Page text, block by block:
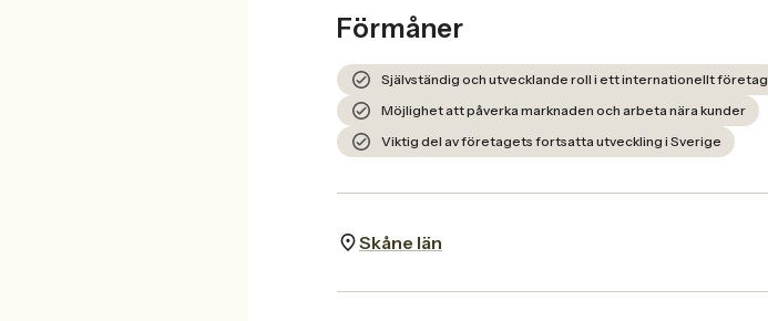
Förmåner
Självständig och utvecklande roll i ett internationellt företag
Möjlighet att påverka marknaden och arbeta nära kunder
Viktig del av företagets fortsatta utveckling i Sverige
Skåne län